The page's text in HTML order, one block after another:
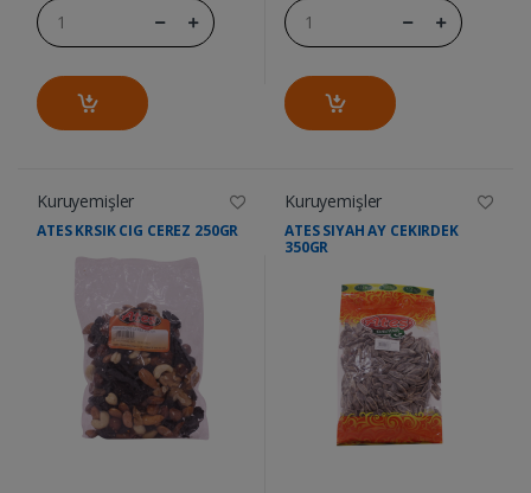
Kuruyemişler
ATES KRSIK CIG CEREZ 250GR
Kuruyemişler
ATES SIYAH AY CEKIRDEK
350GR